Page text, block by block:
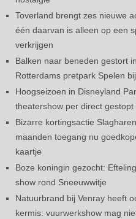
Toverland brengt zes nieuwe
één daarvan is alleen op een
verkrijgen
Balken naar beneden gestort
Rotterdams pretpark Spelen
Hoogseizoen in Disneyland
theatershow per direct gestopt
Bizarre kortingsactie
maanden toegang nu
kaartje
Boze koningin gezocht:
show rond Sneeuwwitje
Natuurbrand bij Venray heeft
kermis: vuurwerkshow mag